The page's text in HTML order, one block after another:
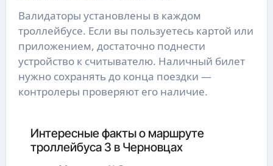
Валидаторы установлены в каждом
троллейбусе. Если вы пользуетесь картой или
приложением, достаточно поднести
устройство к считывателю. Наличный билет
нужно сохранять до конца поездки —
контролеры проверяют его наличие.
Интересные факты о маршруте
троллейбуса 3 в Черновцах